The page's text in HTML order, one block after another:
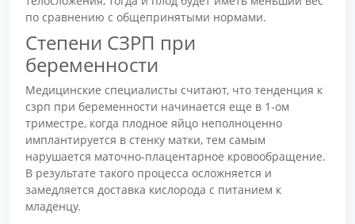
по сравнению с общепринятыми нормами.
Степени СЗРП при
беременности
Медицинские специалисты считают, что тенденция к
сзрп при беременности начинается еще в 1-ом
триместре, когда плодное яйцо неполноценно
имплантируется в стенку матки, тем самым
нарушается маточно-плацентарное кровообращение.
В результате такого процесса осложняется и
замедляется доставка кислорода с питанием к
младенцу.